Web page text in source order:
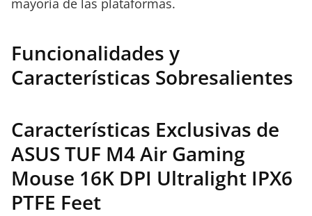
Funcionalidades y
Características Sobresalientes
Características Exclusivas de
ASUS TUF M4 Air Gaming
Mouse 16K DPI Ultralight IPX6
PTFE Feet